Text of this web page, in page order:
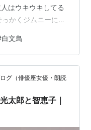
はウキウキしてる
かくジムニーに乗
乗りこなせるの
やワゴン車より小さ
からいけるやろ、
に乗ってた頃って
この辺…
白文鳥
グ（俳優座女優・朗読
太郎と智恵子｜